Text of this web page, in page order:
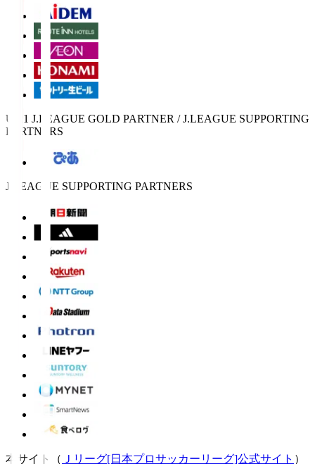
U-21 J.LEAGUE GOLD PARTNER / J.LEAGUE SUPPORTING
PARTNERS
J.LEAGUE SUPPORTING PARTNERS
本サイト（ Ｊリーグ[日本プロサッカーリーグ]公式サイト ）